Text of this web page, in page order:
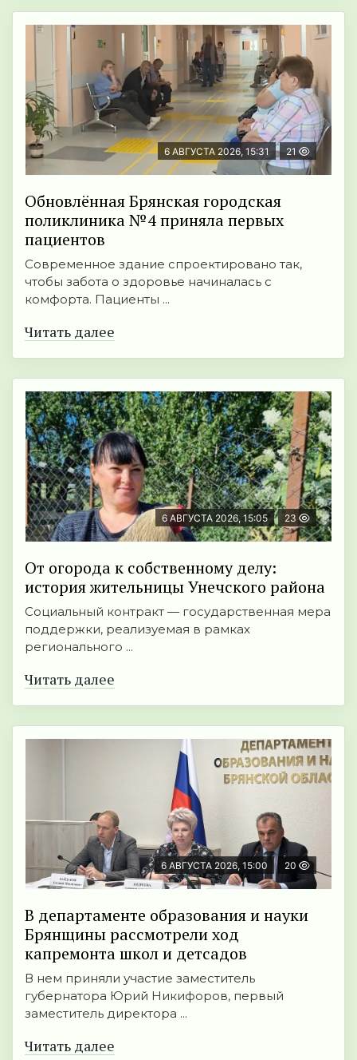
6 АВГУСТА 2026, 15:31 21
Обновлённая Брянская городская
поликлиника №4 приняла первых
пациентов
Современное здание спроектировано так,
чтобы забота о здоровье начиналась с
комфорта. Пациенты ...
Читать далее
6 АВГУСТА 2026, 15:05 23
От огорода к собственному делу:
история жительницы Унечского района
Социальный контракт — государственная мера
поддержки, реализуемая в рамках
регионального ...
Читать далее
6 АВГУСТА 2026, 15:00 20
В департаменте образования и науки
Брянщины рассмотрели ход
капремонта школ и детсадов
В нем приняли участие заместитель
губернатора Юрий Никифоров, первый
заместитель директора ...
Читать далее